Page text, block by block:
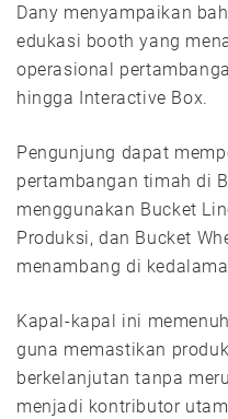
Dany menyampaikan
edukasi booth yang
operasional
hingga Interactive Box.
Pengunjung dapat
pertambangan timah di
menggunakan Bucket
Produksi, dan Bucket
menambang di
Kapal-kapal ini
guna memastikan
berkelanjutan tanpa
menjadi kontributor